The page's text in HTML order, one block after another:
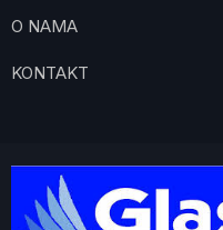
O NAMA
KONTAKT